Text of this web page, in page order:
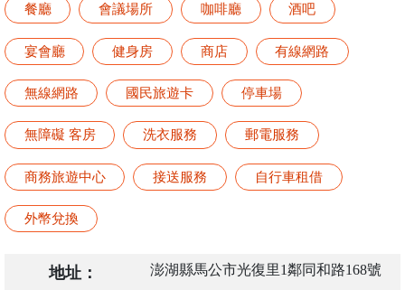
餐廳 會議場所 咖啡廳 酒吧
宴會廳 健身房 商店 有線網路
無線網路 國民旅遊卡 停車場
無障礙 客房 洗衣服務 郵電服務
商務旅遊中心 接送服務 自行車租借
外幣兌換
地址： 澎湖縣馬公市光復里1鄰同和路168號